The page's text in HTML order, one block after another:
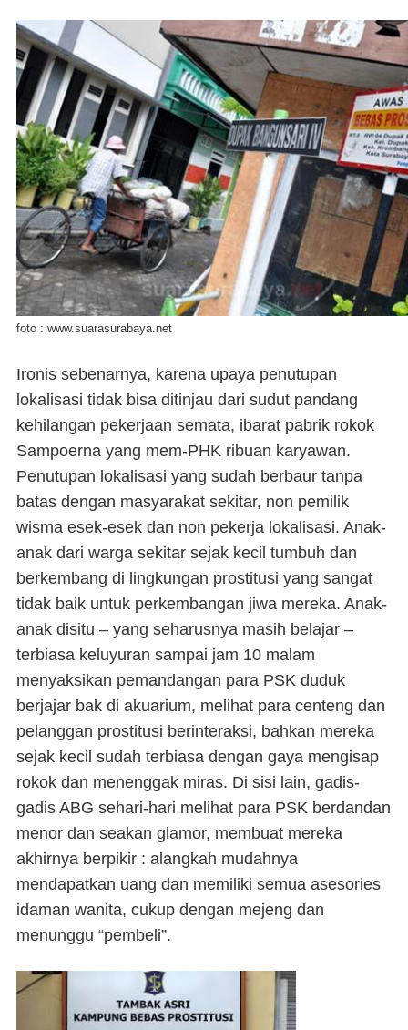
foto : www.suarasurabaya.net
Ironis sebenarnya, karena upaya penutupan
lokalisasi tidak bisa ditinjau dari sudut pandang
kehilangan pekerjaan semata, ibarat pabrik rokok
Sampoerna yang mem-PHK ribuan karyawan.
Penutupan lokalisasi yang sudah berbaur tanpa
batas dengan masyarakat sekitar, non pemilik
wisma esek-esek dan non pekerja lokalisasi. Anak-
anak dari warga sekitar sejak kecil tumbuh dan
berkembang di lingkungan prostitusi yang sangat
tidak baik untuk perkembangan jiwa mereka. Anak-
anak disitu – yang seharusnya masih belajar –
terbiasa keluyuran sampai jam 10 malam
menyaksikan pemandangan para PSK duduk
berjajar bak di akuarium, melihat para centeng dan
pelanggan prostitusi berinteraksi, bahkan mereka
sejak kecil sudah terbiasa dengan gaya mengisap
rokok dan menenggak miras. Di sisi lain, gadis-
gadis ABG sehari-hari melihat para PSK berdandan
menor dan seakan glamor, membuat mereka
akhirnya berpikir : alangkah mudahnya
mendapatkan uang dan memiliki semua asesories
idaman wanita, cukup dengan mejeng dan
menunggu “pembeli”.